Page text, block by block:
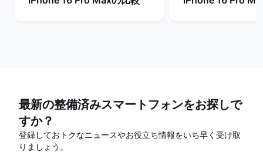
最新の整備済みスマートフォンをお探しで
すか？
登録しておトクなニュースやお役立ち情報をいち早く受け取
りましょう。